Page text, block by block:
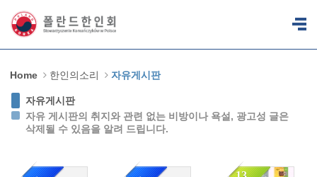
Home 한인의소리 자유게시판
자유게시판
자유 게시판의 취지와 관련 없는 비방이나 욕설, 광고성 글은
삭제될 수 있음을 알려 드립니다.